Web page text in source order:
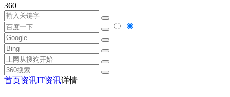
360
首页资讯IT资讯详情